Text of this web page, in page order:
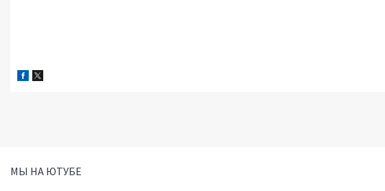
МЫ НА ЮТУБЕ